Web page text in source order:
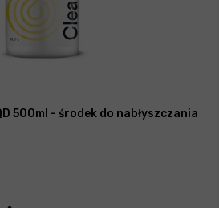
500ml - środek do nabłyszczania